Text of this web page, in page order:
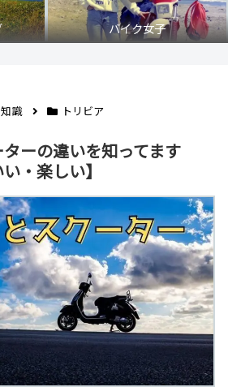
バイク女子
識 トリビア
ーの違いを知ってます
・楽しい】